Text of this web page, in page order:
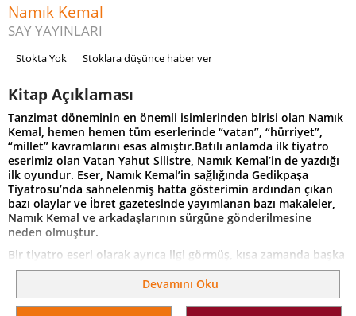
Namık Kemal
SAY YAYINLARI
Stokta Yok Stoklara düşünce haber ver
Kitap Açıklaması
Tanzimat döneminin en önemli isimlerinden birisi olan Namık
Kemal, hemen hemen tüm eserlerinde “vatan”, “hürriyet”,
“millet” kavramlarını esas almıştır.Batılı anlamda ilk tiyatro
eserimiz olan Vatan Yahut Silistre, Namık Kemal’in de yazdığı
ilk oyundur. Eser, Namık Kemal’in sağlığında Gedikpaşa
Tiyatrosu’nda sahnelenmiş hatta gösterimin ardından çıkan
bazı olaylar ve İbret gazetesinde yayımlanan bazı makaleler,
Namık Kemal ve arkadaşlarının sürgüne gönderilmesine
neden olmuştur.
Bir tiyatro eseri olarak ayrıca ilgi görmüş, kısa zamanda başka
dillere çevrilmiş ve pek çok tiyatro oyununun yazılmasına
öncülük etmiştir. Rusların Silistre Kalesi’ni kuşatmasına karşı
koymak üzere gönüllü olarak Silistre’ye gelen İslam Bey ve
erkek kılığına girerek onun ardından giden Zekiye’nin
Devamını Oku